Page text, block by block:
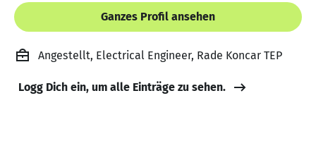
Ganzes Profil ansehen
Angestellt, Electrical Engineer, Rade Koncar TEP
Logg Dich ein, um alle Einträge zu sehen.